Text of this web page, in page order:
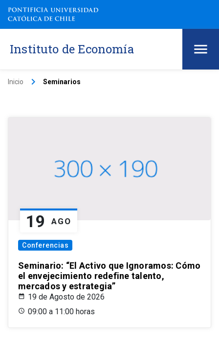
Instituto de Economía
Inicio keyboard_arrow_right Seminarios
19 AGO
Conferencias
Seminario: “El Activo que Ignoramos: Cómo
el envejecimiento redefine talento,
mercados y estrategia”
19 de Agosto de 2026
09:00 a 11:00 horas